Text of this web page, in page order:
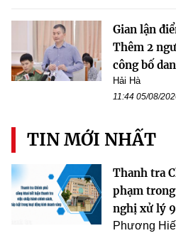
Gian lận
Thêm 2
công bố
Hải Hà
11:44 05/08/
TIN MỚI NHẤT
Thanh tra
phạm
nghị xử lý
Phương